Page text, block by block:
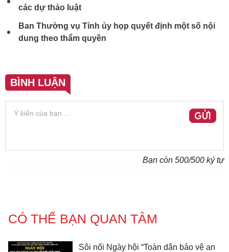
các dự thảo luật
Ban Thường vụ Tỉnh ủy họp quyết định một số nội
dung theo thẩm quyền
BÌNH LUẬN
GỬI
Bạn còn 500/500 ký tự
CÓ THỂ BẠN QUAN TÂM
Sôi nổi Ngày hội “Toàn dân bảo vệ an